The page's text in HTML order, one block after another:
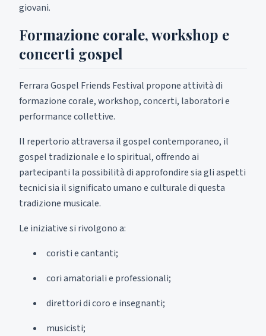
giovani.
Formazione corale, workshop e
concerti gospel
Ferrara Gospel Friends Festival propone attività di
formazione corale, workshop, concerti, laboratori e
performance collettive.
Il repertorio attraversa il gospel contemporaneo, il
gospel tradizionale e lo spiritual, offrendo ai
partecipanti la possibilità di approfondire sia gli aspetti
tecnici sia il significato umano e culturale di questa
tradizione musicale.
Le iniziative si rivolgono a:
coristi e cantanti;
cori amatoriali e professionali;
direttori di coro e insegnanti;
musicisti;